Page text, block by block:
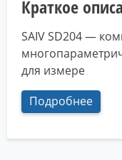
Краткое
SAIV SD204 —
для измере
Подробнее